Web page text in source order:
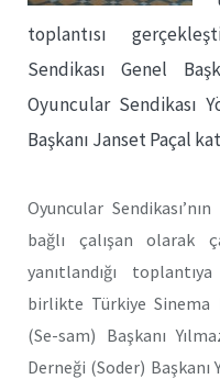
toplantısı
Sendikası Genel
Oyuncular Sendikası
Başkanı Janset Paçal
Oyuncular
bağlı çalışan olarak
yanıtlandığı
birlikte Türkiye Sinema
(Se-sam) Başkanı
Derneği (Soder) Başkanı